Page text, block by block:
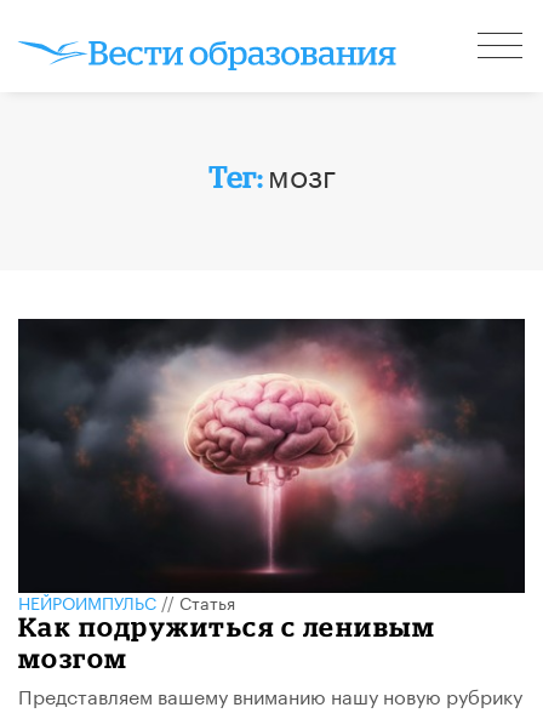
Тег: мозг
НЕЙРОИМПУЛЬС//Статья
Как подружиться с ленивым
мозгом
Представляем вашему вниманию нашу новую рубрику